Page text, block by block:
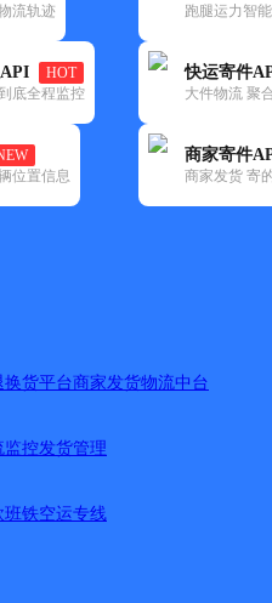
流轨迹
HOT
底全程监控
位置信息
跑腿运力智
快运寄件
大件物流 聚
商家寄件
商家发货 寄
换货平台商家发货物流中台
监控发货管理
班铁空运专线
局
03 00:00:00
海市
镇人民路31号